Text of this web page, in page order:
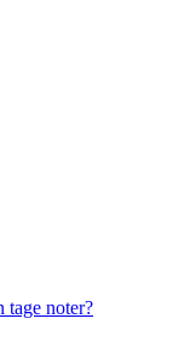
tage noter?